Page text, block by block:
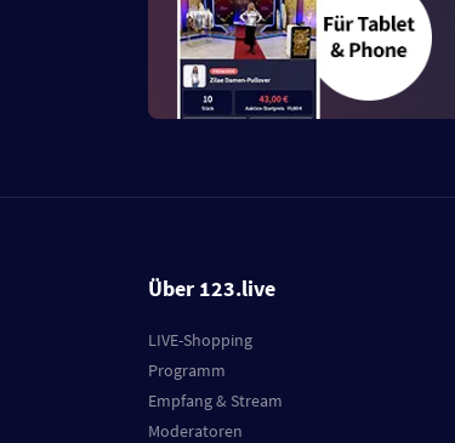
Über 123.live
LIVE-Shopping
Programm
Empfang & Stream
Moderatoren